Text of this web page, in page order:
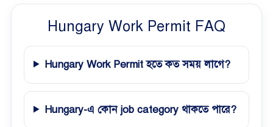
Hungary Work Permit FAQ
Hungary Work Permit হতে কত সময় লাগে?
Hungary-এ কোন job category থাকতে পারে?